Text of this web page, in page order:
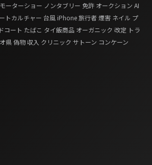
モーターショー ノンタブリー 免許 オークション AI
トカルチャー 台風iPhone旅行者煙害 ネイル プ
コート たばこ タイ飯商品 オーガニック 改定 トラ
県偽物収入 クリニック サトーン コンケーン